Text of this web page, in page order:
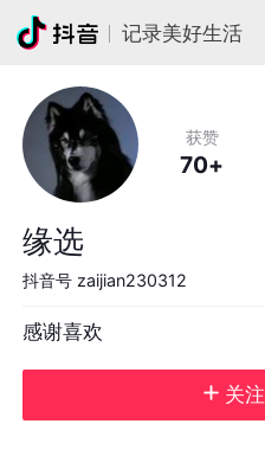
记录美好生活
获赞
70+
缘选
抖音号 zaijian230312
感谢喜欢
关注